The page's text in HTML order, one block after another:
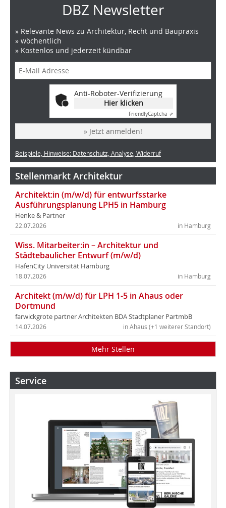
DBZ Newsletter
» Relevante News zu Architektur, Recht und Baupraxis
» wöchentlich
» Kostenlos und jederzeit kündbar
Anti-Roboter-Verifizierung
Hier klicken
FriendlyCaptcha ⇗
» Jetzt anmelden!
Beispiele, Hinweise: Datenschutz, Analyse, Widerruf
Stellenmarkt Architektur
Architekt:in (m/w/d) für entwurfsstarke
Ausführungsplanung LPH5 in Hamburg
Henke & Partner
in Hamburg
22.07.2026
Wiss. Mitarbeiter:in – Architektur und
Städtebaulicher Entwurf (m/w/d)
HafenCity Universität Hamburg
in Hamburg
18.07.2026
Architekt (m/w/d) für LPH 1-5 in Ahaus oder
Dortmund
farwickgrote partner Architekten BDA Stadtplaner PartmbB
in Ahaus (+1 weiterer Standort)
14.07.2026
Mehr Stellen
Service